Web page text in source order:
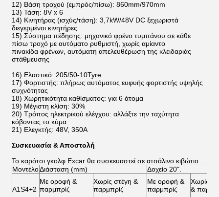
12) Βάση τροχού (εμπρός/πίσω): 860mm/970mm
13) Τάση: 8V x 6
14) Κινητήρας (ισχύς/τάση): 3,7kW/48V DC ξεχωριστά
διεγερμένοι κινητήρες
15) Σύστημα πέδησης: μηχανικό φρένο τυμπάνου σε κάθε
πίσω τροχό με αυτόματο ρυθμιστή, χωρίς αμίαντο
πινακίδα φρένων, αυτόματη απελευθέρωση της κλειδαριάς
στάθμευσης
16) Ελαστικό: 205/50-10Tyre
17) Φορτιστής: πλήρως αυτόματος ευφυής φορτιστής υψηλής
συχνότητας
18) Χωρητικότητα καθίσματος: για 6 άτομα
19) Μέγιστη κλίση: 30%
20) Τρόπος ηλεκτρικού ελέγχου: αλλάξτε την ταχύτητα
κόβοντας το κύμα
21) Ελεγκτής: 48V, 350A
Συσκευασία & Αποστολή
Το καρότσι γκολφ Excar θα συσκευαστεί σε ατσάλινο κιβώτιο
ΜοντέλοΔιάσταση (mm) Δοχείο 20".
A1S4+2
Με οροφή &
παρμπρίζ
Χωρίς στέγη &
παρμπρίζ
Με οροφή &
παρμπρίζ
Χωρίς
&